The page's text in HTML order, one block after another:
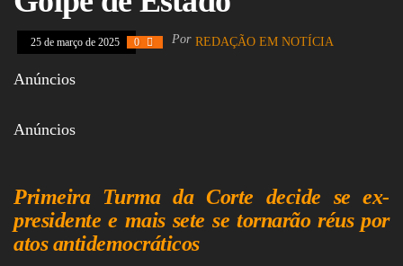
Assembleia
Senado, São Paulo,
Emprego,
Empreendedorismo,
Negócios,
25 de março de 2025 0 Por REDAÇÃO EM NOTÍCIA
Anúncios
Anúncios
Primeira Turma da Corte decide se ex-
presidente e mais sete se tornarão réus por
atos antidemocráticos